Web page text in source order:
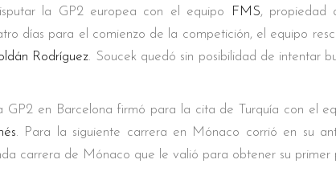
la GP2 europea con el equipo FMS, propiedad
días para el comienzo de la competición, el equipo
Rodríguez. Soucek quedó sin posibilidad de intentar
en Barcelona firmó para la cita de Turquía con el
. Para la siguiente carrera en Mónaco corrió en su
carrera de Mónaco que le valió para obtener su